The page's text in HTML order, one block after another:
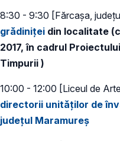
8:30 - 9:30 [Fărcașa,
grădiniței din localitate
2017, în cadrul
Timpurii )
10:00 - 12:00 [Liceul de
directorii unităților de
județul Maramureș